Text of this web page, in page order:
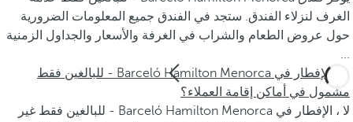
الغرف لنزلاء الفندق. ستجد في الفندق جميع المعلومات الضرورية
حول عروض الطعام والشراب في الغرفة والأسعار والجداول الزمنية
...
هل الإفطار في Barceló Hamilton Menorca - للبالغين فقط
مشمول في أماكن إقامة العملاء؟
لا ، الإفطار في Barceló Hamilton Menorca - للبالغين فقط غير